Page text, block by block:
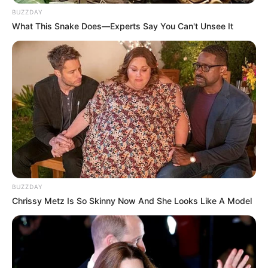
The Underdogs
Ngenest The Movie(2015), sebagai Ipeh remaja
Kau dan Aku Cinta Indonesia(2014), sebagai Nanada
Lihat Boleh, Pegang Jangan(2010)
Suami Suami Takut Istri The Movie(2008), sebagai Carla
Sinetron
Rain
(SCTV| 2015), sebagai Syahreni
Kisah Rama Shinta(Indosiar| 2012), sebagai Tasya
Sitkom
Suami Suami Takut Istri(Trans TV | 2007 – 2010), sebagai
BUZZDAY
What This Snake Does—Experts Say You Can't Unsee It
BUZZDAY
Chrissy Metz Is So Skinny Now And She Looks Like A Model